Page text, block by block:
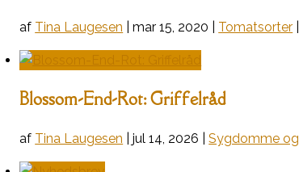
af Tina Laugesen |mar 15, 2020 Tomatsorter
Blossom-End-Rot: Griffelråd
af Tina Laugesen |jul 14, 2026 |Sygdomme